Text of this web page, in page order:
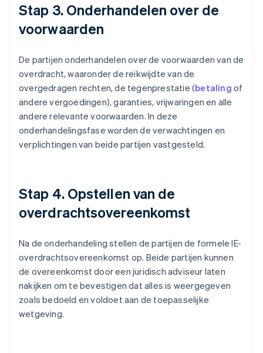
Stap 3. Onderhandelen over de
voorwaarden
De partijen onderhandelen over de voorwaarden van de
overdracht, waaronder de reikwijdte van de
overgedragen rechten, de tegenprestatie (betaling of
andere vergoedingen), garanties, vrijwaringen en alle
andere relevante voorwaarden. In deze
onderhandelingsfase worden de verwachtingen en
verplichtingen van beide partijen vastgesteld.
Stap 4. Opstellen van de
overdrachtsovereenkomst
Na de onderhandeling stellen de partijen de formele IE-
overdrachtsovereenkomst op. Beide partijen kunnen
de overeenkomst door een juridisch adviseur laten
nakijken om te bevestigen dat alles is weergegeven
zoals bedoeld en voldoet aan de toepasselijke
wetgeving.